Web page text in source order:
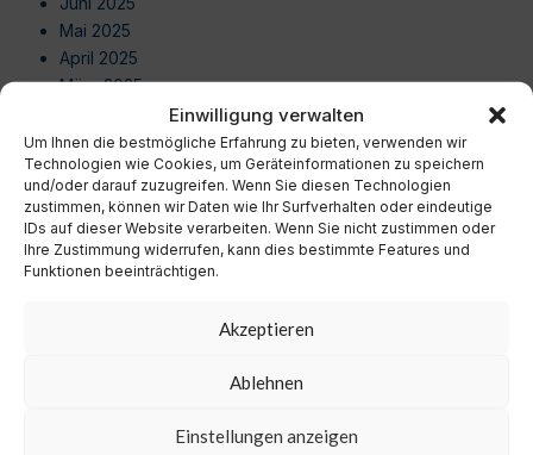
Einwilligung verwalten
Um Ihnen die bestmögliche Erfahrung zu bieten, verwenden wir
Technologien wie Cookies, um Geräteinformationen zu speichern
und/oder darauf zuzugreifen. Wenn Sie diesen Technologien
zustimmen, können wir Daten wie Ihr Surfverhalten oder eindeutige
IDs auf dieser Website verarbeiten. Wenn Sie nicht zustimmen oder
Ihre Zustimmung widerrufen, kann dies bestimmte Features und
Funktionen beeinträchtigen.
Akzeptieren
Ablehnen
Einstellungen anzeigen
Mai 2025
April 2025
März 2025
Januar 2025
Dezember 2024
November 2024
Oktober 2024
September 2024
August 2024